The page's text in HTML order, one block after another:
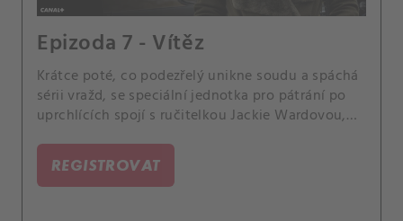
Epizoda 7 - Vítěz
Krátce poté, co podezřelý unikne soudu a spáchá
sérii vražd, se speciální jednotka pro pátrání po
uprchlících spojí s ručitelkou Jackie Wardovou,
ve svém milostném životě kupředu.
REGISTROVAT